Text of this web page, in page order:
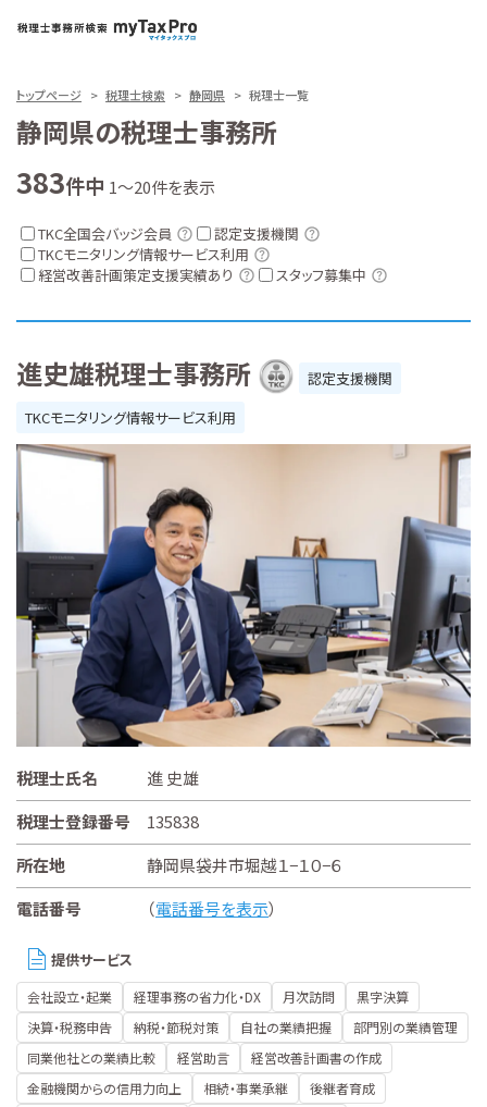
トップページ 税理士検索 静岡県 税理士一覧
静岡県の税理士事務所
383件中 1～20件を表示
TKC全国会バッジ会員
認定支援機関
TKCモニタリング情報サービス利用
経営改善計画策定支援実績あり
スタッフ募集中
進史雄税理士事務所
認定支援機関
TKCモニタリング情報サービス利用
税理士氏名
進 史雄
税理士登録番号
135838
所在地
静岡県袋井市堀越１−１０−６
電話番号
（電話番号を表示）
提供サービス
会社設立・起業 経理事務の省力化・DX 月次訪問
黒字決算
決算・税務申告
納税・節税対策 自社の業績把握
部門別の業績管理
同業他社との業績比較
経営助言
経営改善計画書の作成
金融機関からの信用力向上
相続・事業承継
後継者育成